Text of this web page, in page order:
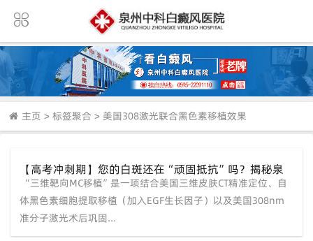
主页 > 标签聚合 > 美国308激光联合黑色素移植效果
【高考冲刺期】您的白斑还在“顽固抵抗”吗？揭秘泉
州中科“三维靶向MC移植”如何实现精准“狙击”！
​ “三维靶向MC移植”是一项结合美国三维皮肤CT精准定位、自
体黑色素细胞提取移植（加入EGF生长因子）以及美国308nm
准分子激光术后巩固...